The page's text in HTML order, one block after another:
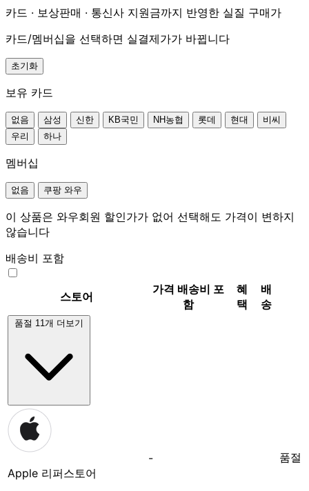
카드 · 보상판매 · 통신사 지원금까지 반영한 실질 구매가
카드/멤버십을 선택하면 실결제가가 바뀝니다
초기화
보유 카드
없음 삼성 신한 KB국민 NH농협 롯데 현대
비씨
우리
하나
멤버십
없음 쿠팡 와우
이 상품은 와우회원 할인가가 없어 선택해도 가격이 변하지
않습니다
배송비 포함
스토어
가격 배송비 포
함
혜
택
배
송
품절 11개 더보기
Apple 리퍼스토어
- 품절